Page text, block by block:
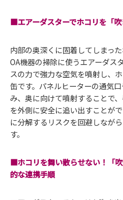
■エアーダスターでホコリを「
内部の奥深くに固着してしまっ
OA機器の掃除に使うエアーダス
スの力で強力な空気を噴射し、
缶です。パネルヒーターの通気
み、奥に向けて噴射することで
を外側に安全に追い出すことが
に分解するリスクを回避しなが
す。
■ホコリを舞い散らせない！「
的な連携手順